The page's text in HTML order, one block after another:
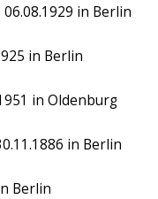
06.08.1929 in Berlin
in Berlin
in Oldenburg
in Berlin
Berlin